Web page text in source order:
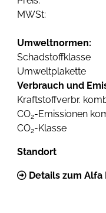
MWSt:
Umweltnormen:
Schadstoffklasse
Umweltplakette
Verbrauch und
Kraftstoffverbr.
CO2-Emissionen
CO2-Klasse
Standort
Details zum Alfa